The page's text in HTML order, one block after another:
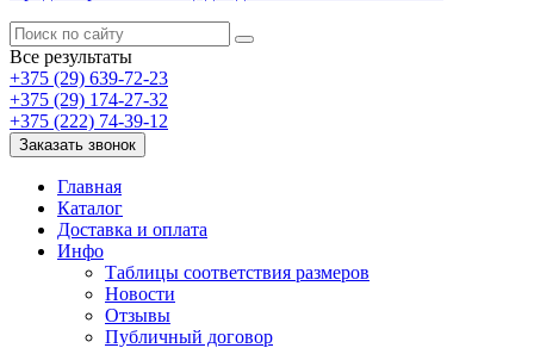
Все результаты
+375 (29) 639-72-23
+375 (29) 174-27-32
+375 (222) 74-39-12
Заказать звонок
Главная
Каталог
Доставка и оплата
Инфо
Таблицы соответствия размеров
Новости
Отзывы
Публичный договор